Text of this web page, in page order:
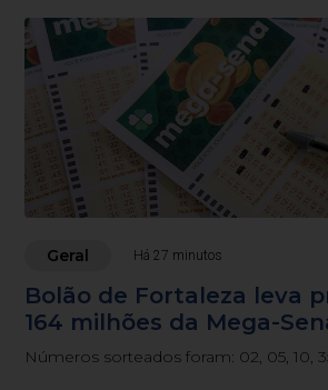
Geral Há 27 minutos
Bolão de Fortaleza leva
164 milhões da Mega-
Números sorteados foram: 02, 05, 10,